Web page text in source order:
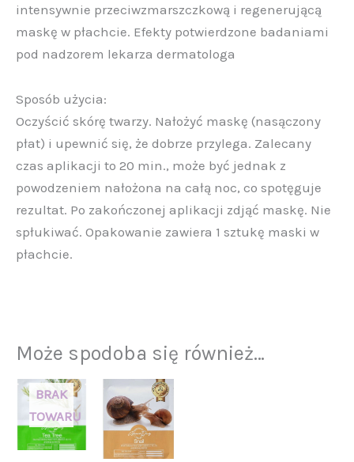
intensywnie przeciwzmarszczkową i regenerującą
maskę w płachcie. Efekty potwierdzone badaniami
pod nadzorem lekarza dermatologa
Sposób użycia:
Oczyścić skórę twarzy. Nałożyć maskę (nasączony
płat) i upewnić się, że dobrze przylega. Zalecany
czas aplikacji to 20 min., może być jednak z
powodzeniem nałożona na całą noc, co spotęguje
rezultat. Po zakończonej aplikacji zdjąć maskę. Nie
spłukiwać. Opakowanie zawiera 1 sztukę maski w
płachcie.
Może spodoba się również…